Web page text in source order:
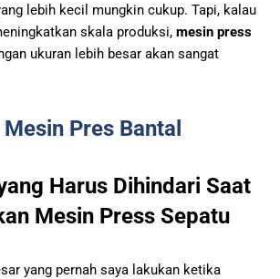
lebih kecil mungkin cukup. Tapi, kalau
skala produksi, mesin press
ukuran lebih besar akan sangat
Mesin Pres Bantal
Harus Dihindari Saat
Mesin Press Sepatu
yang pernah saya lakukan ketika